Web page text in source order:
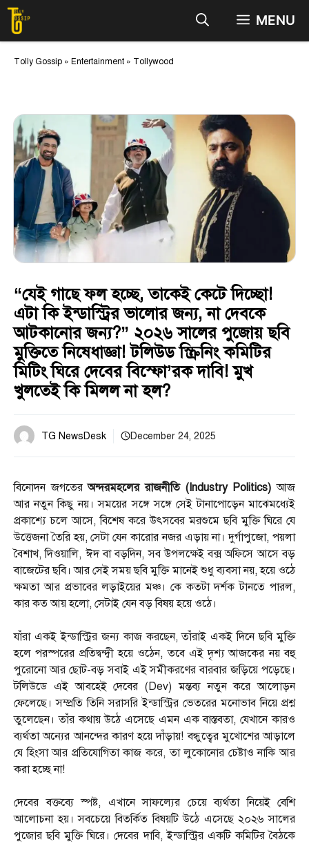
Skip
content
MENU
Tolly Gossip » Entertainment » Tollywood
“যেই গাছে ফল হচ্ছে, তাকেই কেটে দিচ্ছো!
এটা কি ইন্ডাস্ট্রির ভালোর জন্য, না দেবকে
আটকানোর জন্য?” ২০২৬ সালের পুজোয় ছবি
মুক্তিতে নিষেধাজ্ঞা! টলিউড স্ক্রিনিং কমিটির
মিটিং ঘিরে দেবের বিস্ফো’রক দাবি! মুখ
খুলতেই কি মিলল না হল?
TG NewsDesk December 24, 2025
বিনোদন জগতেরঅন্দরমহলের রাজনীতি (Industry Politics) আজ
আর নতুন কিছু নয়। সময়ের সঙ্গে সঙ্গে সেই টানাপোড়েন মাঝেমধ্যেই
প্রকাশ্যে চলে আসে, বিশেষ করে উৎসবের মরশুমে ছবি মুক্তি ঘিরে যে
উত্তেজনা তৈরি হয়, সেটা যেন কারোর নজর এড়ায় না। দুর্গাপুজো, পয়লা
বৈশাখ, দিওয়ালি, ঈদ বা বড়দিন, সব উপলক্ষেই বক্স অফিসে আসে বড়
বাজেটের ছবি। আর সেই সময় ছবি মুক্তি মানেই শুধু ব্যবসা নয়, হয়ে ওঠে
ক্ষমতা আর প্রভাবের লড়াইয়ের মঞ্চ। কে কতটা দর্শক টানতে পারল,
কার কত আয় হলো, সেটাই যেন বড় বিষয় হয়ে ওঠে।
যাঁরা একই ইন্ডাস্ট্রির জন্য কাজ করছেন, তাঁরাই একই দিনে ছবি মুক্তি
হলে পরস্পরের প্রতিদ্বন্দ্বী হয়ে ওঠেন, তবে এই দৃশ্য আজকের নয় বহু
পুরোনো আর ছোট-বড় সবাই এই সমীকরণের বারবার জড়িয়ে পড়েছে।
টলিউডে এই আবহেই দেবের (Dev) মন্তব্য নতুন করে আলোড়ন
ফেলেছে। সম্প্রতি তিনি সরাসরি ইন্ডাস্ট্রির ভেতরের মনোভাব নিয়ে প্রশ্ন
তুলেছেন। তাঁর কথায় উঠে এসেছে এমন এক বাস্তবতা, যেখানে কারও
ব্যর্থতা অন্যের আনন্দের কারণ হয়ে দাঁড়ায়! বন্ধুত্বের মুখোশের আড়ালে
যে হিংসা আর প্রতিযোগিতা কাজ করে, তা লুকোনোর চেষ্টাও নাকি আর
করা হচ্ছে না!
দেবের বক্তব্যে স্পষ্ট, এখানে সাফল্যের চেয়ে ব্যর্থতা নিয়েই বেশি
আলোচনা হয়। সবচেয়ে বিতর্কিত বিষয়টি উঠে এসেছে ২০২৬ সালের
পুজোর ছবি মুক্তি ঘিরে। দেবের দাবি, ইন্ডাস্ট্রির একটি কমিটির বৈঠকে